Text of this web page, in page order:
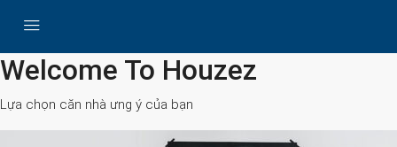
Search
Welcome To Houzez
Lựa chọn căn nhà ưng ý của bạn